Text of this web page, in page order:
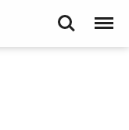
Search Menu